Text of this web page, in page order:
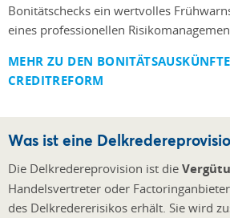
Bonitätschecks ein wertvolles
eines professionellen
MEHR ZU DEN
CREDITREFORM
Was ist eine
Die Delkredereprovision ist die
Handelsvertreter oder
des Delkredererisikos erhält. Sie wird